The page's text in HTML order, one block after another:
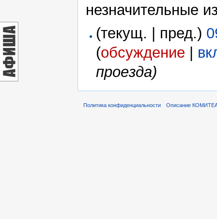
незначительные
(текущ. | пред.)
(обсуждение |
проезда)
Политика конфиденциальности Описание